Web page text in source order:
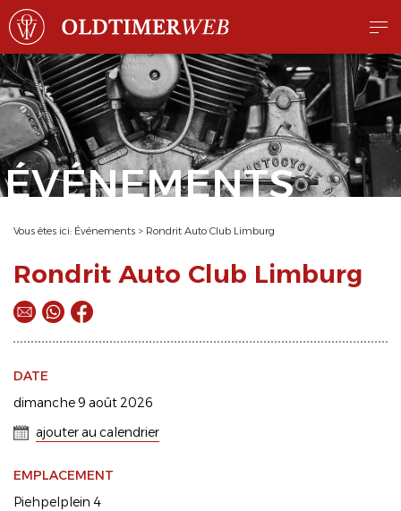
ÉVÉNEMENTS
Vous êtes ici: Événements > Rondrit Auto Club Limburg
Rondrit Auto Club Limburg
DATE
dimanche 9 août 2026
ajouter au calendrier
EMPLACEMENT
Piehpelplein 4